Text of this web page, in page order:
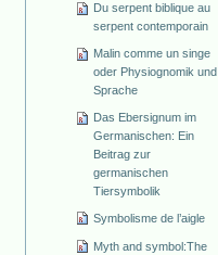
Du serpent biblique au
serpent contemporain
Malin comme un singe
oder Physiognomik und
Sprache
Das Ebersignum im
Germanischen: Ein
Beitrag zur
germanischen
Tiersymbolik
Symbolisme de l’aigle
Myth and symbol:The